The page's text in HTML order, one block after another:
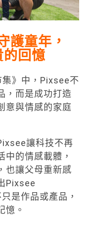
護童年，
的回憶
》中，Pixsee不
，而是成功打造
意與情感的家庭
讓科技不再
中的情感載體，
也讓父母重新感
Pixsee
是作品或產品，
憶。